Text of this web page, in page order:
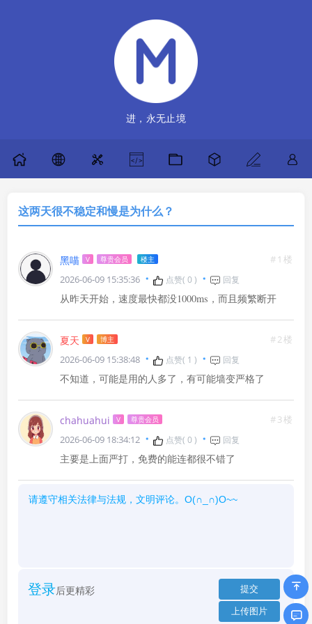
进，永无止境
这两天很不稳定和慢是为什么？
黑喵 V 尊贵会员 楼主
#1楼
2026-06-09 15:35:36
点赞( 0 ) 回复
从昨天开始，速度最快都没1000ms，而且频繁断开
夏天 V 博主
#2楼
2026-06-09 15:38:48
点赞( 1 ) 回复
不知道，可能是用的人多了，有可能墙变严格了
chahuahui V 尊贵会员
#3楼
2026-06-09 18:34:12
点赞( 0 ) 回复
主要是上面严打，免费的能连都很不错了
登录后更精彩